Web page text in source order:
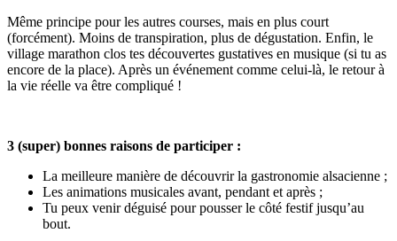
Même principe pour les autres courses, mais en plus court
(forcément). Moins de transpiration, plus de dégustation. Enfin, le
village marathon clos tes découvertes gustatives en musique (si tu as
encore de la place). Après un événement comme celui-là, le retour à
la vie réelle va être compliqué !
3 (super) bonnes raisons de participer :
La meilleure manière de découvrir la gastronomie alsacienne ;
Les animations musicales avant, pendant et après ;
Tu peux venir déguisé pour pousser le côté festif jusqu’au
bout.